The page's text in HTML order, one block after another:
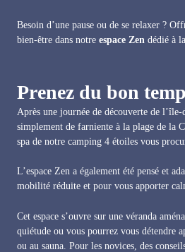
Besoin d’une pause ou de se relaxer ?
bien-être dans notre espace Zen dédié à la
Prenez du bon
Après une journée de découverte de l’île-
simplement de farniente à la plage de la
spa de notre camping 4 étoiles vous
L’espace Zen a également été pensé et
mobilité réduite et pour vous apporter
Cet espace s’ouvre sur une véranda
quiétude ou vous pourrez vous détendre
ou au sauna. Pour les novices, des